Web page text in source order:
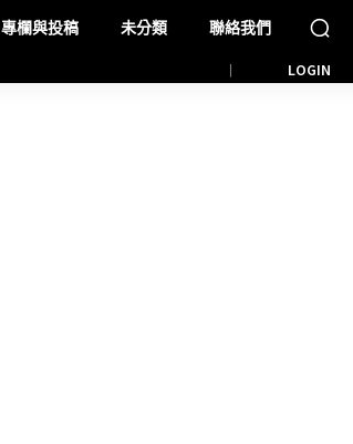
專欄與投稿 未分類 聯絡我們
LOGIN